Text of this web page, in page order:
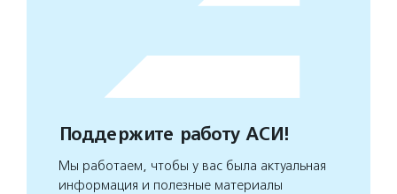
Поддержите работу АСИ!
Мы работаем, чтобы у вас была актуальная
информация и полезные материалы